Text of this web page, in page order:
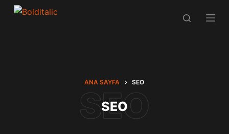
S
ANA SAYFA SEO
SEO